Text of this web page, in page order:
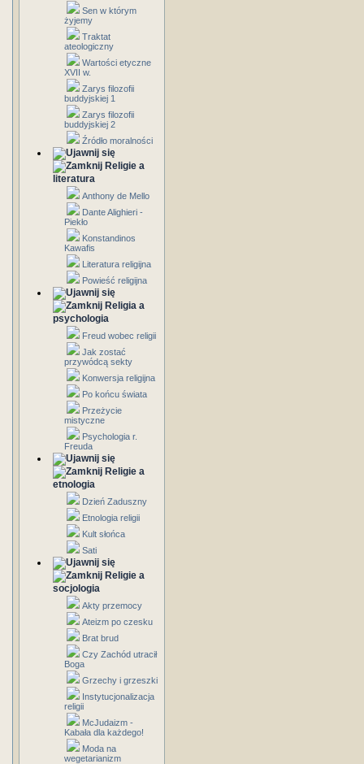
Sen w którym
żyjemy
Traktat
ateologiczny
Wartości etyczne
XVII w.
Zarys filozofii
buddyjskiej 1
Zarys filozofii
buddyjskiej 2
Źródło moralności
Religie a
literatura
Anthony de Mello
Dante Alighieri -
Piekło
Konstandinos
Kawafis
Literatura religijna
Powieść religijna
Religia a
psychologia
Freud wobec religii
Jak zostać
przywódcą sekty
Konwersja religijna
Po końcu świata
Przeżycie
mistyczne
Psychologia r.
Freuda
Religie a
etnologia
Dzień Zaduszny
Etnologia religii
Kult słońca
Sati
Religie a
socjologia
Akty przemocy
Ateizm po czesku
Brat brud
Czy Zachód utracił
Boga
Grzechy i grzeszki
Instytucjonalizacja
religii
McJudaizm -
Kabała dla każdego!
Moda na
wegetarianizm